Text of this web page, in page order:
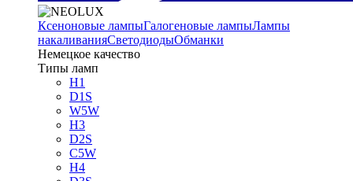
Ксеноновые лампыГалогеновые лампыЛампы
накаливанияСветодиодыОбманки
Немецкое качество
Типы ламп
H1
D1S
W5W
H3
D2S
C5W
H4